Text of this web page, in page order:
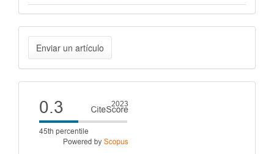
Enviar
un
artículo
Enviar un artículo
Cite
score